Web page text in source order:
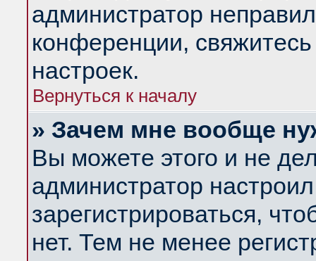
администратор
конференции,
настроек.
Вернуться к началу
» Зачем мне вообще
Вы можете этого и не
администратор
зарегистрироваться,
нет. Тем не менее